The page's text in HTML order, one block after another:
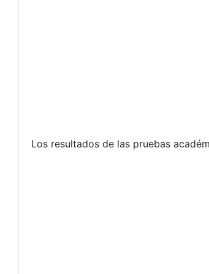
Los resultados de las pruebas